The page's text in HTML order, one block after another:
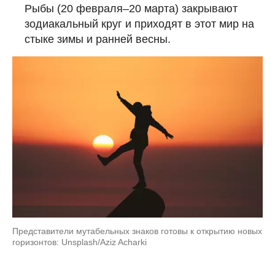
Рыбы (20 февраля–20 марта) закрывают
зодиакальный круг и приходят в этот мир на
стыке зимы и ранней весны.
Представители мутабельных знаков готовы к открытию новых
горизонтов: Unsplash/Aziz Acharki